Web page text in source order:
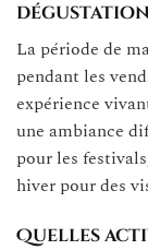
La période de
pendant les
expérience
une ambiance
pour les
hiver pour des
Quelles